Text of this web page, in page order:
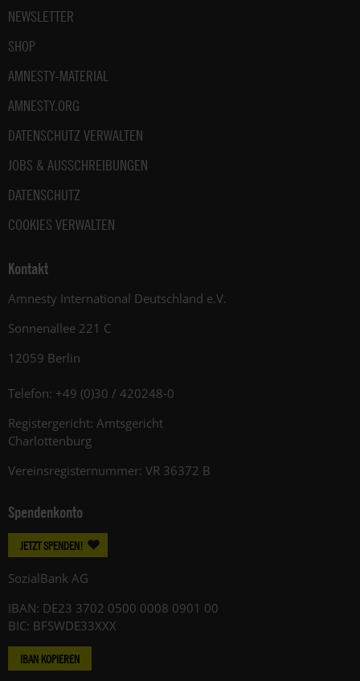
NEWSLETTER
SHOP
AMNESTY-MATERIAL
AMNESTY.ORG
DATENSCHUTZ VERWALTEN
JOBS & AUSSCHREIBUNGEN
DATENSCHUTZ
COOKIES VERWALTEN
Kontakt
Amnesty International Deutschland e.V.
Sonnenallee 221 C
12059 Berlin
Telefon: +49 (0)30 / 420248-0
Registergericht: Amtsgericht
Charlottenburg
Vereinsregisternummer: VR 36372 B
Spendenkonto
JETZT SPENDEN!
SozialBank AG
IBAN: DE23 3702 0500 0008 0901 00
BIC: BFSWDE33XXX
IBAN KOPIEREN